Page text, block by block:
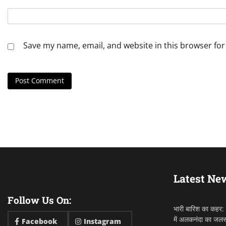
Save my name, email, and website in this browser
Follow Us On:
Facebook Instagram
Latest
भारी बारिश का कहर:
में अलकनंदा का